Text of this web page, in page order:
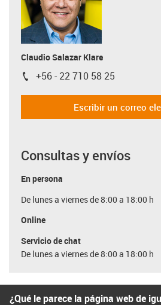
Claudio Salazar Klare
igus-icon-phone
+56 - 22 710 58 25
Escribir un correo
Consultas y envíos
En persona
De lunes a viernes de 8:00 a 18:00 h
Online
Servicio de chat
De lunes a viernes de 8:00 a 18:00 h
¿Qué le parece la página web de